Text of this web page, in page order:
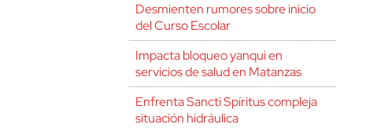
Desmienten rumores sobre inicio
del Curso Escolar
Impacta bloqueo yanqui en
servicios de salud en Matanzas
Enfrenta Sancti Spíritus compleja
situación hidráulica